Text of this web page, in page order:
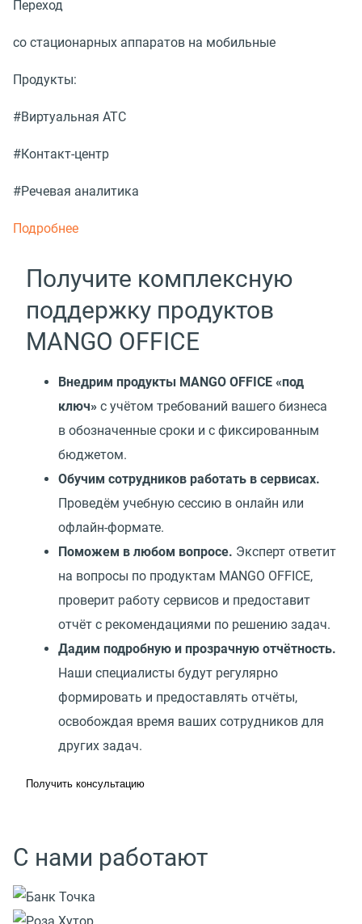
Переход
со стационарных аппаратов на мобильные
Продукты:
#Виртуальная АТС
#Контакт-центр
#Речевая аналитика
Подробнее
Получите комплексную
поддержку продуктов
MANGO OFFICE
Внедрим продукты MANGO OFFICE «под
ключ» с учётом требований вашего бизнеса
в обозначенные сроки и с фиксированным
бюджетом.
Обучим сотрудников работать в сервисах.
Проведём учебную сессию в онлайн или
офлайн-формате.
Поможем в любом вопросе. Эксперт ответит
на вопросы по продуктам MANGO OFFICE,
проверит работу сервисов и предоставит
отчёт с рекомендациями по решению задач.
Дадим подробную и прозрачную отчётность.
Наши специалисты будут регулярно
формировать и предоставлять отчёты,
освобождая время ваших сотрудников для
других задач.
Получить консультацию
С нами работают